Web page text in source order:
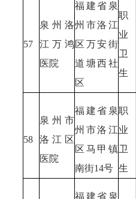
57
泉州洛
江万鸿
医院
福建省泉
州市洛江
区万安街
道塘西社
区
职
业
卫
生
58
泉州市
洛江区
医院
福建省泉
州市洛江
区马甲镇
南街14号
职
业
卫
生
福建省泉